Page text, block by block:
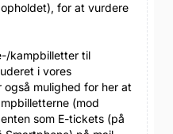
for at vurdere
kampbilletter til
i vores
mulighed for her at
(mod
som E-tickets (på